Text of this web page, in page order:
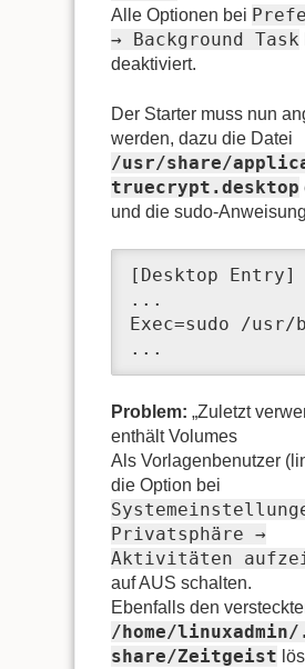
Alle Optionen bei
→ Background Task
deaktiviert.
Der Starter muss nun
werden, dazu die Datei
/usr/share/
truecrypt.desktop
und die sudo-
[Desktop Entry]
...
Exec=sudo /
...
Problem: „Zuletzt
enthält Volumes
Als Vorlagenbenutzer
die Option bei
Privatsphäre →
Aktivitäten
auf AUS schalten.
Ebenfalls den
/home/
share/Zeitgeist